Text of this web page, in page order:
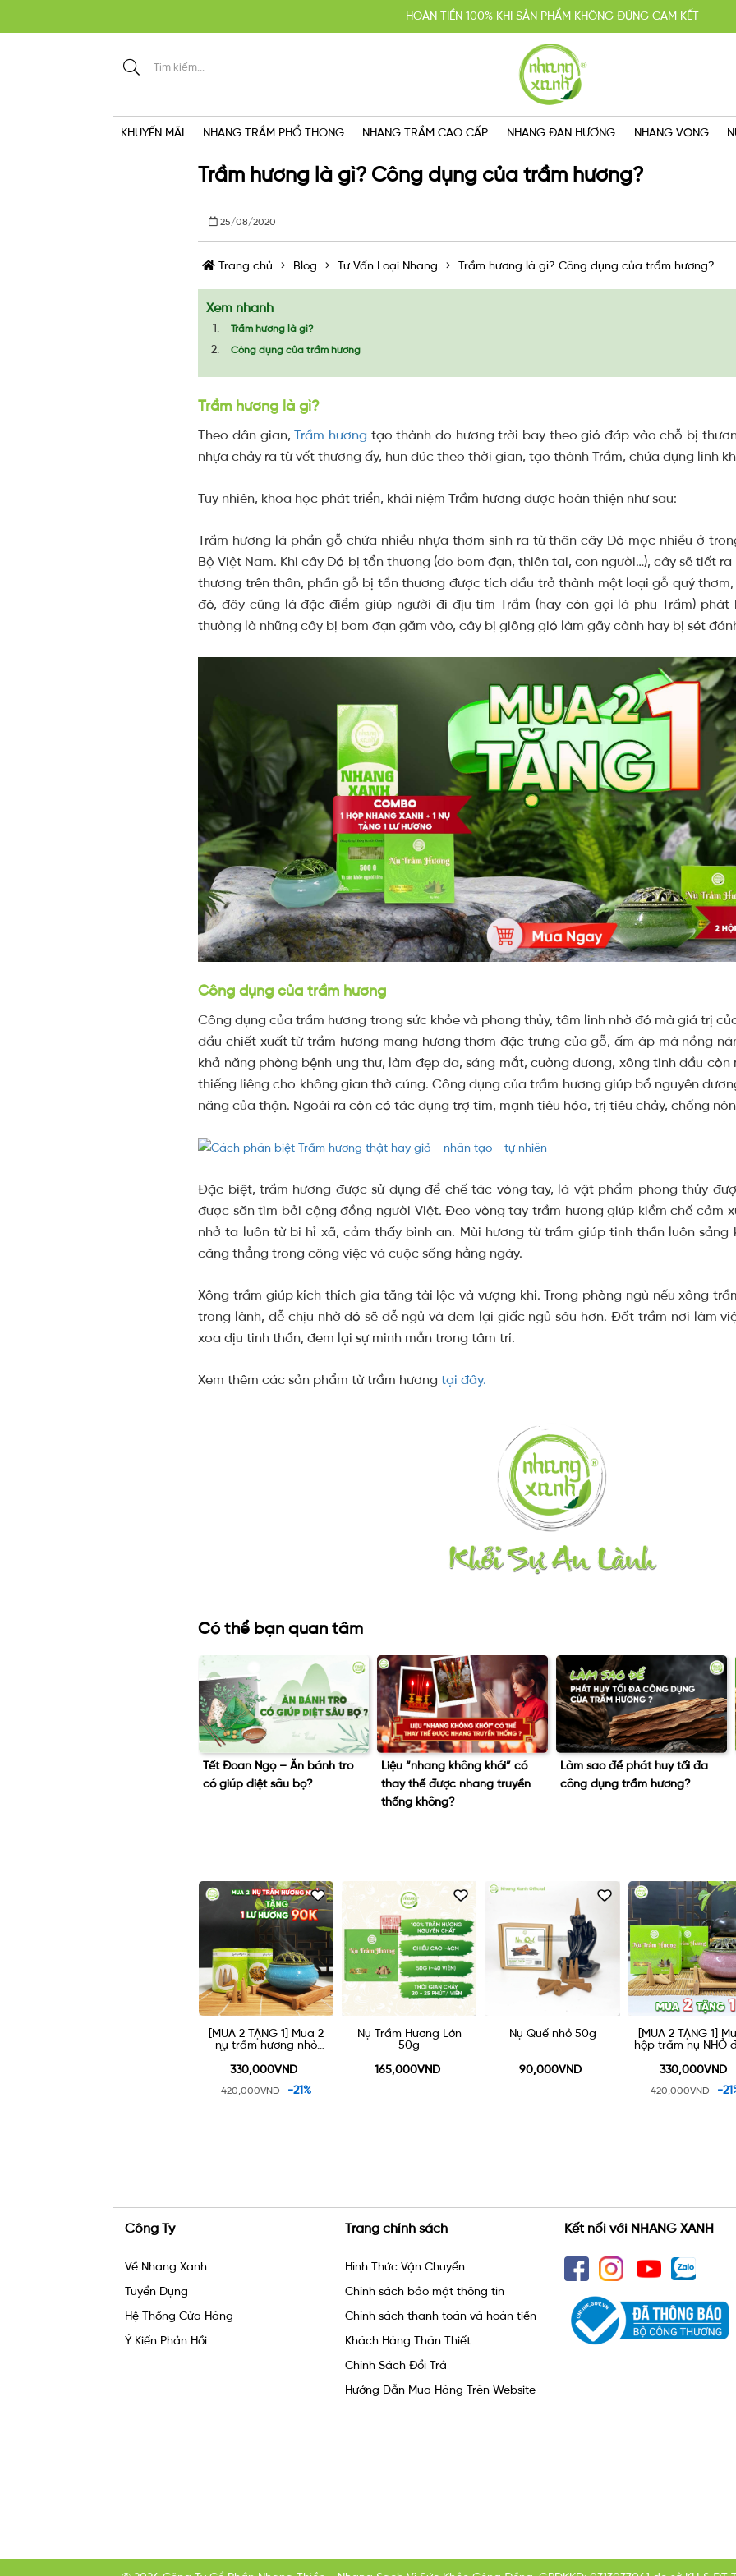
HOÀN TIỀN 100% KHI SẢN PHẨM KHÔNG ĐÚNG CAM KẾT
KHUYẾN MÃI MUA 2 TẶNG 1, MIỄN PHÍ GIAO HÀNG SG VỚI HÓA ĐƠN TRÊN
GIAO HÀNG CẤP TỐC TRONG NGÀY
KHUYẾN MÃI NHANG TRẦM PHỔ THÔNG NHANG TRẦM CAO CẤP NHANG ĐÀN HƯƠNG NHANG VÒNG
Trầm hương là gì? Công dụng của trầm hương?
25/08/2020
Trang chủ Blog Tư Vấn Loại Nhang Trầm hương là gì? Công dụng của trầm hương?
Xem nhanh
Trầm hương là gì?
Công dụng của trầm hương
Trầm hương là gì?
Theo dân gian,Trầm hương tạo thành do hương trời bay theo gió đáp vào chỗ bị
nhựa chảy ra từ vết thương ấy, hun đúc theo thời gian, tạo thành Trầm, chứa đựng linh
Tuy nhiên, khoa học phát triển, khái niệm Trầm hương được hoàn thiện như sau:
Trầm hương là phần gỗ chứa nhiều nhựa thơm sinh ra từ thân cây Dó mọc nhiều ở
Bộ Việt Nam. Khi cây Dó bị tổn thương (do bom đạn, thiên tai, con người…), cây sẽ tiết
thương trên thân, phần gỗ bị tổn thương được tích dầu trở thành một loại gỗ quý thơm,
đó, đây cũng là đặc điểm giúp người đi địu tìm Trầm (hay còn gọi là phu Trầm) phát
thường là những cây bị bom đạn găm vào, cây bị giông gió làm gãy cành hay bị sét
Công dụng của trầm hương
Công dụng của trầm hương trong sức khỏe và phong thủy, tâm linh nhờ đó mà giá trị
dầu chiết xuất từ trầm hương mang hương thơm đặc trưng của gỗ, ấm áp mà nồng
khả năng phòng bệnh ung thư, làm đẹp da, sáng mắt, cường dương, xông tinh dầu còn
thiếng liêng cho không gian thờ cúng. Công dụng của trầm hương giúp bổ nguyên
năng của thận. Ngoài ra còn có tác dụng trợ tim, mạnh tiêu hóa, trị tiêu chảy, chống
Đặc biệt, trầm hương được sử dụng để chế tác vòng tay, là vật phẩm phong thủy
được săn tìm bởi cộng đồng người Việt. Đeo vòng tay trầm hương giúp kiềm chế cảm
nhở ta luôn từ bi hỉ xã, cảm thấy bình an. Mùi hương từ trầm giúp tinh thần luôn sảng
căng thẳng trong công việc và cuộc sống hằng ngày.
Xông trầm giúp kích thích gia tăng tài lộc và vượng khí. Trong phòng ngủ nếu xông
trong lành, dễ chịu nhờ đó sẽ dễ ngủ và đem lại giấc ngủ sâu hơn. Đốt trầm nơi làm
xoa dịu tinh thần, đem lại sự minh mẫn trong tâm trí.
Xem thêm các sản phẩm từ trầm hươngtại đây.
Có thể bạn quan tâm
Liệu “nhang không khói” có
thay thế được nhang truyền
Làm sao để phát huy tối đa
công dụng trầm hương?
Dâng Hương: Phần lễ quan
trọng nhất trong ngày giỗ tổ
Nụ Trầm Hương Lớn
50g
165,000VND
Nụ Quế nhỏ 50g
90,000VND
[MUA 2 TẶNG 1] Mua 2
trầm 90k
330,000VND
[MUA 2 TẶNG 1]
hộp trầm nụ LỚN
trầm 90k
330,000VND
420,000VND -
Công Ty
Về Nhang Xanh
Tuyển Dụng
Hệ Thống Cửa Hàng
Ý Kiến Phản Hồi
Trang chính sách
Hình Thức Vận Chuyển
Chính sách bảo mật thông tin
Chính sách thanh toán và hoàn tiền
Khách Hàng Thân Thiết
Chính Sách Đổi Trả
Hướng Dẫn Mua Hàng Trên Website
Kết nối với NHANG XANH